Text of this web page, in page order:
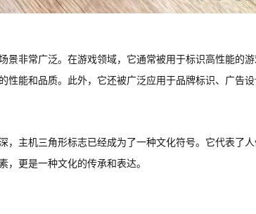
景非常广泛。在游戏领域，它通常被用于标识高性能的
性能和品质。此外，它还被广泛应用于品牌标识、广告设
，主机三角形标志已经成为了一种文化符号。它代表了
更是一种文化的传承和表达。